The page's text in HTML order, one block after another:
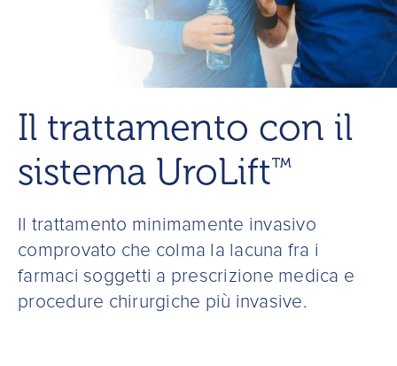
Il trattamento con il
sistema UroLift™
Il trattamento minimamente invasivo
comprovato che colma la lacuna fra i
farmaci soggetti a prescrizione medica e
procedure chirurgiche più invasive.